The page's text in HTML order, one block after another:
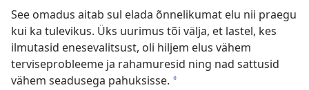
See omadus aitab sul elada õnnelikumat elu nii praegu
kui ka tulevikus. Üks uurimus tõi välja, et lastel, kes
ilmutasid enesevalitsust, oli hiljem elus vähem
terviseprobleeme ja rahamuresid ning nad sattusid
vähem seadusega pahuksisse. a